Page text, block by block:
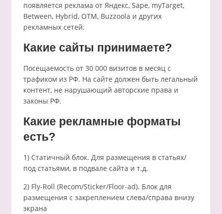
появляется реклама от Яндекс, Sape, myTarget,
Between, Hybrid, OTM, Buzzoola и других
рекламных сетей.
Какие сайты принимаете?
Посещаемость от 30 000 визитов в месяц с
трафиком из РФ. На сайте должен быть легальный
контент, не нарушающий авторские права и
законы РФ.
Какие рекламные форматы
есть?
1) Статичный блок. Для размещения в статьях/
под статьями, в подвале сайта и т.д.
2) Fly-Roll (Recom/Sticker/Floor-ad). Блок для
размещения с закреплением слева/справа внизу
экрана